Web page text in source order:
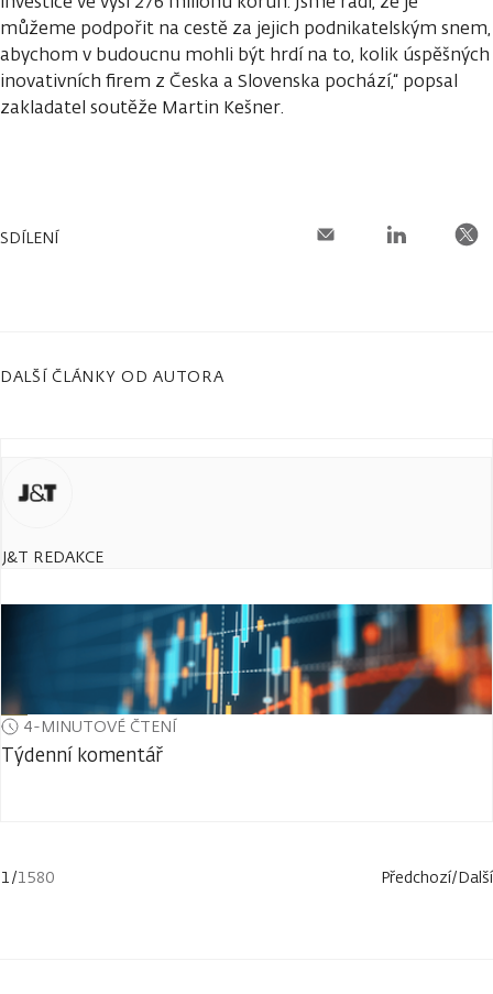
můžeme podpořit na cestě za jejich podnikatelským snem,
abychom v budoucnu mohli být hrdí na to, kolik úspěšných
inovativních firem z Česka a Slovenska pochází,“ popsal
zakladatel soutěže Martin Kešner.
SDÍLENÍ
DALŠÍ ČLÁNKY OD AUTORA
J&T REDAKCE
4-MINUTOVÉ ČTENÍ
Týdenní komentář
1/1580 Předchozí/Další